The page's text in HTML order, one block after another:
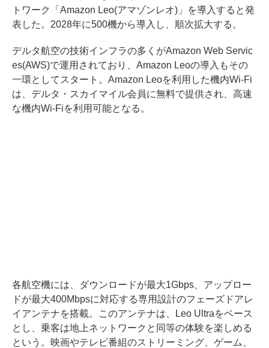
トワーク「Amazon Leo(アマゾンレオ)」を導入すると発
表した。2028年に500機から導入し、順次拡大する。
デルタ航空の技術インフラの多くがAmazon Web Servic
es(AWS)で運用されており、Amazon Leoの導入もその
一環としてスタート。Amazon Leoを利用した機内Wi-Fi
は、デルタ・スカイマイル会員に無料で提供され、高速
な機内Wi-Fiを利用可能となる。
各航空機には、ダウンロードが最大1Gbps、アップロー
ドが最大400Mbpsに対応する専用設計のフェーズドアレ
イアンテナを搭載。このアンテナは、Leo Ultraをベース
とし、乗客は地上ネットワークと同等の体験を楽しめる
という。映画やテレビ番組のストリーミング、ゲーム、